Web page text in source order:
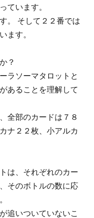
ています。
。 そして２２番では
ます。
？
ラソーマタロットと
あることを理解して
全部のカードは７８
ナ２２枚、小アルカ
は、それぞれのカー
そのボトルの数に応
追いついていないこ